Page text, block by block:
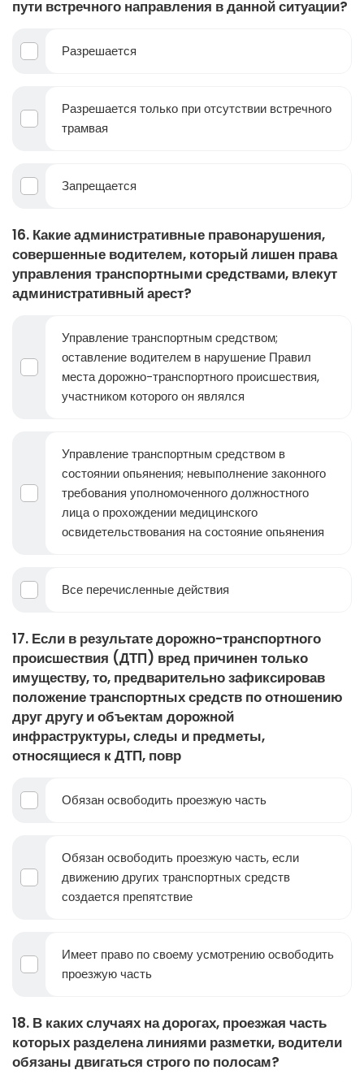
пути встречного направления в данной ситуации?
Разрешается
Разрешается только при отсутствии встречного
трамвая
Запрещается
16. Какие административные правонарушения,
совершенные водителем, который лишен права
управления транспортными средствами, влекут
административный арест?
Управление транспортным средством;
оставление водителем в нарушение Правил
места дорожно-транспортного происшествия,
участником которого он являлся
Управление транспортным средством в
состоянии опьянения; невыполнение законного
требования уполномоченного должностного
лица о прохождении медицинского
освидетельствования на состояние опьянения
Все перечисленные действия
17. Если в результате дорожно-транспортного
происшествия (ДТП) вред причинен только
имуществу, то, предварительно зафиксировав
положение транспортных средств по отношению
друг другу и объектам дорожной
инфраструктуры, следы и предметы,
относящиеся к ДТП, повр
Обязан освободить проезжую часть
Обязан освободить проезжую часть, если
движению других транспортных средств
создается препятствие
Имеет право по своему усмотрению освободить
проезжую часть
18. В каких случаях на дорогах, проезжая часть
которых разделена линиями разметки, водители
обязаны двигаться строго по полосам?